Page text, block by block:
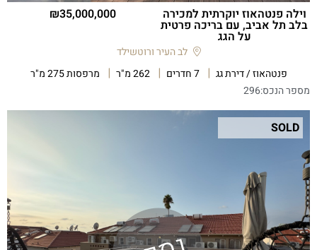
וילה פנטהאוז יוקרתית למכירה
בלב תל אביב, עם בריכה פרטית
על הגג
35,000,000
לב העיר ורוטשילד
פנטהאוז / דירת גג
7 חדרים 262 מ"ר
מרפסות 275 מ"ר
מספר הנכס:296
SOLD